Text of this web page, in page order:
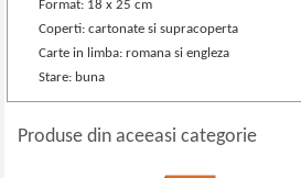
Format: 18 x 25 cm
Coperti: cartonate si supracoperta
Carte in limba: romana si engleza
Stare: buna
Produse din aceeasi categorie